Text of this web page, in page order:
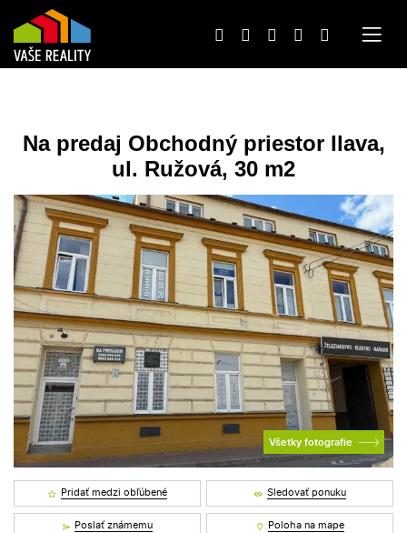
Na predaj Obchodný priestor Ilava,
ul. Ružová, 30 m2
Všetky fotografie
Pridať medzi obľúbené Sledovať ponuku
Poslať známemu Poloha na mape